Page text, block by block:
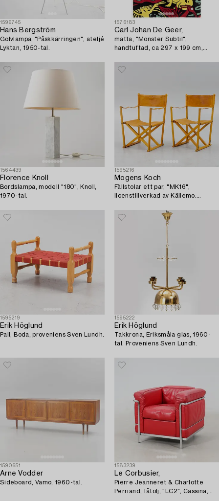
1599745
Hans Bergström
Golvlampa, "Påskkärringen", ateljé
Lyktan, 1950-tal.
1576183
Carl Johan De Geer,
matta, "Monster Subtil",
handtuftad, ca 297 x 199 cm,
1564439
Florence Knoll
Bordslampa, modell "180", Knoll,
1970-tal.
1595216
Mogens Koch
Fällstolar ett par, "MK16",
licenstillverkad av Källemo.
1595219
Erik Höglund
Pall, Boda, proveniens Sven Lundh.
1595222
Erik Höglund
Takkrona, Eriksmåla glas, 1960-
tal. Proveniens Sven Lundh.
1590651
Arne Vodder
Sideboard, Vamo, 1960-tal.
1583239
Le Corbusier,
Pierre Jeanneret & Charlotte
Perriand, fåtölj, "LC2", Cassina,